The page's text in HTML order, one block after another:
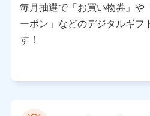
ドコモおよび提携会社のサー
（各サービスで取得したサー
トの閲覧履歴、購買履歴、ご
ータを分析して、お客さまの
上記に係る案内・手続き・管
毎月抽選で「お買い物券」や
ーポン」などのデジタルギフ
す！